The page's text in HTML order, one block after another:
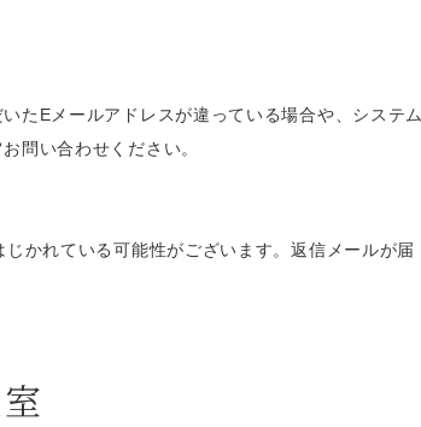
たEメールアドレスが違っている場合や、システム
問い合わせください。
かれている可能性がございます。返信メールが届